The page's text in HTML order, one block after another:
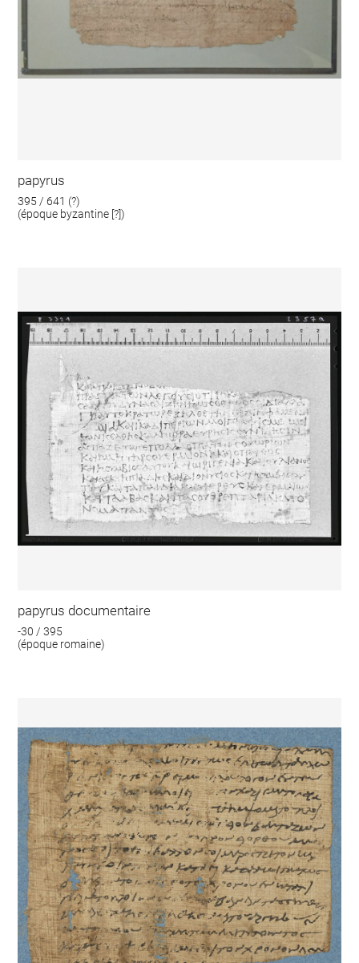
papyrus
395 / 641 (?)
(époque byzantine [?])
papyrus documentaire
-30 / 395
(époque romaine)